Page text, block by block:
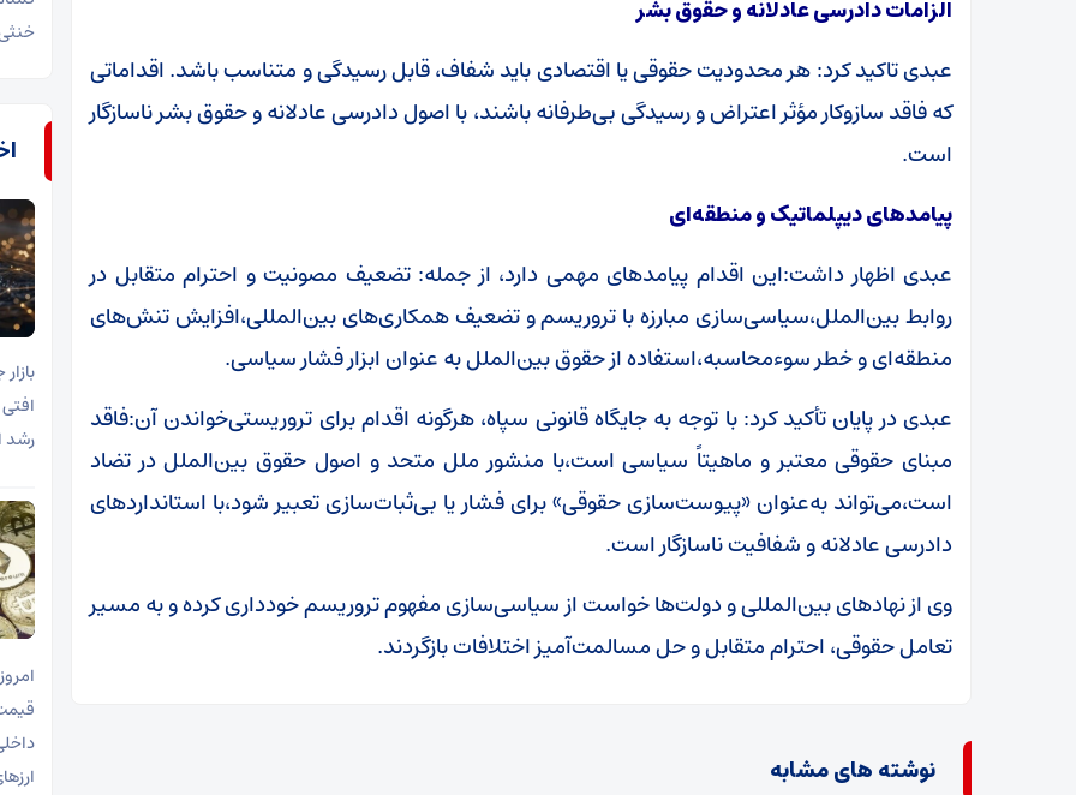
الزامات دادرسی عادلانه و حقوق بشر
عبدی تاکید کرد: هر محدودیت حقوقی یا اقتصادی باید شفاف، قابل رسیدگی و متناسب باشد. اقداماتی
که فاقد سازوکار مؤثر اعتراض و رسیدگی بی‌طرفانه باشند، با اصول دادرسی عادلانه و حقوق بشر ناسازگار
است.
پیامدهای دیپلماتیک و منطقه‌ای
عبدی اظهار داشت:این اقدام پیامدهای مهمی دارد، از جمله: تضعیف مصونیت و احترام متقابل در
روابط بین‌الملل،سیاسی‌سازی مبارزه با تروریسم و تضعیف همکاری‌های بین‌المللی،افزایش تنش‌های
منطقه‌ای و خطر سوءمحاسبه،استفاده از حقوق بین‌الملل به عنوان ابزار فشار سیاسی.
عبدی در پایان تأکید کرد: با توجه به جایگاه قانونی سپاه، هرگونه اقدام برای تروریستی‌خواندن آن:فاقد
مبنای حقوقی معتبر و ماهیتاً سیاسی است،با منشور ملل متحد و اصول حقوق بین‌الملل در تضاد
است،می‌تواند به‌عنوان «پیوست‌سازی حقوقی» برای فشار یا بی‌ثبات‌سازی تعبیر شود،با استانداردهای
دادرسی عادلانه و شفافیت ناسازگار است.
وی از نهادهای بین‌المللی و دولت‌ها خواست از سیاسی‌سازی مفهوم تروریسم خودداری کرده و به مسیر
تعامل حقوقی، احترام متقابل و حل مسالمت‌آمیز اختلافات بازگردند.
نوشته های مشابه
رشد